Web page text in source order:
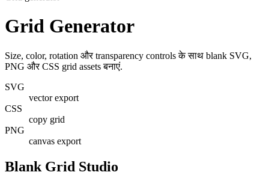
Grid Generator
Size, color, rotation और transparency controls के साथ blank SVG,
PNG और CSS grid assets बनाएं.
SVG
vector export
CSS
copy grid
PNG
canvas export
Blank Grid Studio